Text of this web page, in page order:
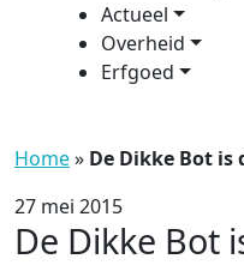
Actueel
Overheid
Erfgoed
Home» De Dikke Bot is
27 mei 2015
De Dikke Bot